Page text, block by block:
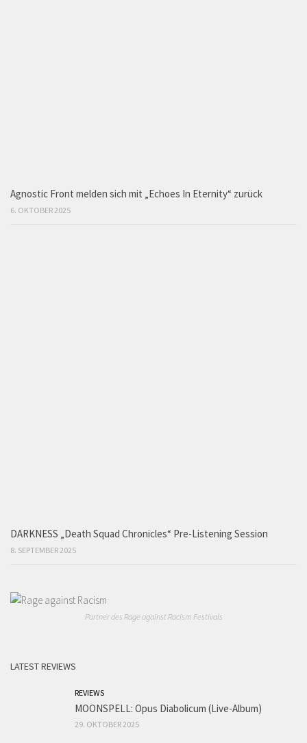
Agnostic Front melden sich mit „Echoes In Eternity“ zurück
6. OKTOBER 2025
DARKNESS „Death Squad Chronicles“ Pre-Listening Session
8. SEPTEMBER 2025
Partner des Rage against Racism Festivals
LATEST REVIEWS
REVIEWS
MOONSPELL: Opus Diabolicum (Live-Album)
29. OKTOBER 2025